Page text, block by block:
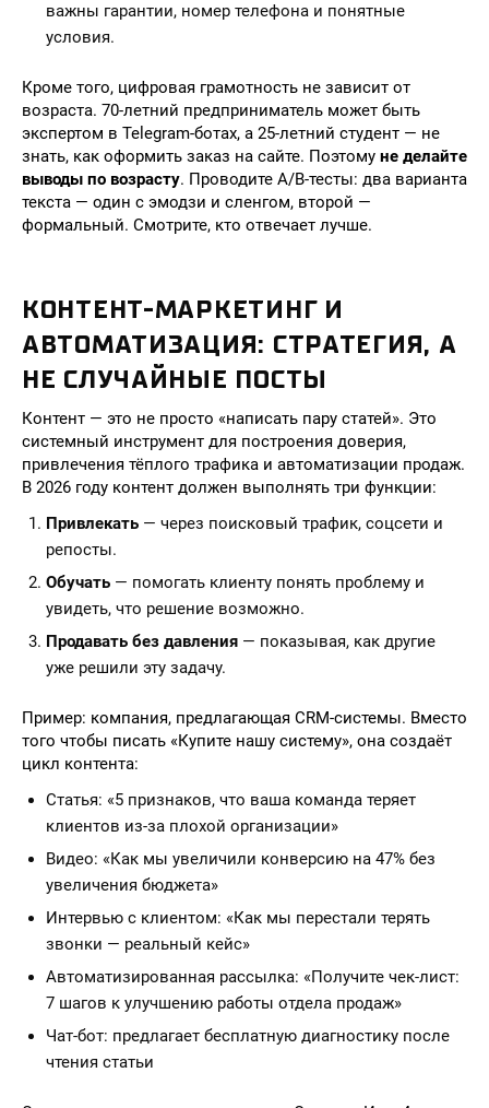
важны гарантии, номер телефона и понятные
условия.
Кроме того, цифровая грамотность не зависит от
возраста. 70-летний предприниматель может быть
экспертом в Telegram-ботах, а 25-летний студент — не
знать, как оформить заказ на сайте. Поэтому не делайте
выводы по возрасту. Проводите A/B-тесты: два варианта
текста — один с эмодзи и сленгом, второй —
формальный. Смотрите, кто отвечает лучше.
КОНТЕНТ-МАРКЕТИНГ И
АВТОМАТИЗАЦИЯ: СТРАТЕГИЯ, А
НЕ СЛУЧАЙНЫЕ ПОСТЫ
Контент — это не просто «написать пару статей». Это
системный инструмент для построения доверия,
привлечения тёплого трафика и автоматизации продаж.
В 2026 году контент должен выполнять три функции:
Привлекать — через поисковый трафик, соцсети и
репосты.
Обучать — помогать клиенту понять проблему и
увидеть, что решение возможно.
Продавать без давления — показывая, как другие
уже решили эту задачу.
Пример: компания, предлагающая CRM-системы. Вместо
того чтобы писать «Купите нашу систему», она создаёт
цикл контента:
Статья: «5 признаков, что ваша команда теряет
клиентов из-за плохой организации»
Видео: «Как мы увеличили конверсию на 47% без
увеличения бюджета»
Интервью с клиентом: «Как мы перестали терять
звонки — реальный кейс»
Автоматизированная рассылка: «Получите чек-лист:
7 шагов к улучшению работы отдела продаж»
Чат-бот: предлагает бесплатную диагностику после
чтения статьи